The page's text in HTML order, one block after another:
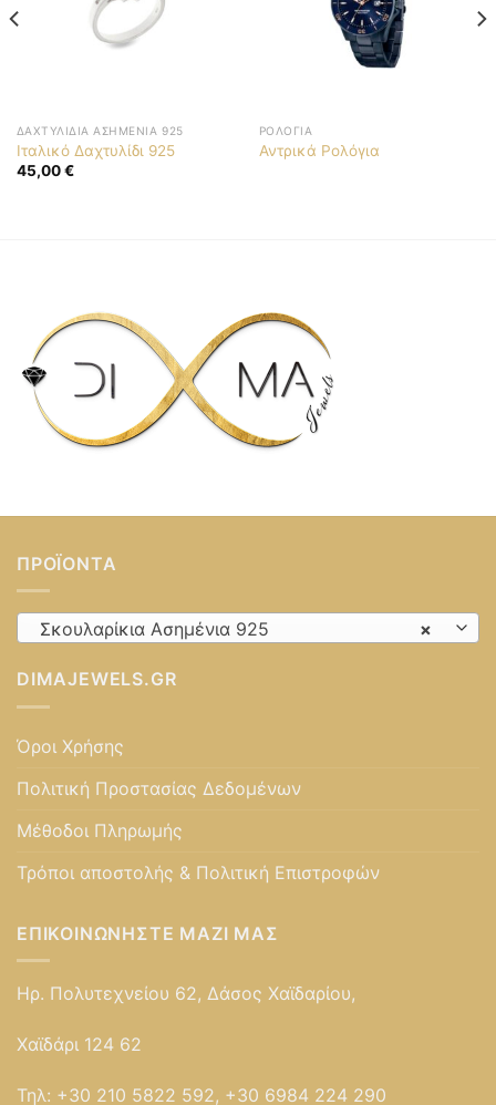
ΔΑΧΤΥΛΊΔΙΑ ΑΣΗΜΈΝΙΑ 925
Ιταλικό Δαχτυλίδι 925
45,00€
ΡΟΛΌΓΙΑ
Αντρικά Ρολόγια
ΠΡΟΪΌΝΤΑ
×
Σκουλαρίκια Ασημένια 925
DIMAJEWELS.GR
Όροι Χρήσης
Πολιτική Προστασίας Δεδομένων
Μέθοδοι Πληρωμής
Τρόποι αποστολής & Πολιτική Επιστροφών
ΕΠΙΚΟΙΝΩΝΉΣΤΕ ΜΑΖΊ ΜΑΣ
Ηρ. Πολυτεχνείου 62, Δάσος Χαϊδαρίου,
Χαϊδάρι 124 62
Τηλ: +30 210 5822 592, +30 6984 224 290